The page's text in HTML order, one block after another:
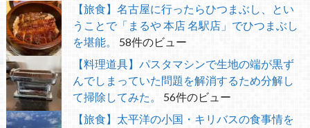
【旅食】名古屋に行ったらひつまぶし、とい
うことで「まるや 本店 名駅店」でひつまぶし
を堪能。
58件のビュー
【料理道具】パスタマシンで生地の端が黒ず
んでしまっていた問題を解消するため分解し
て掃除してみた。
56件のビュー
【旅食】太平洋の小国・キリバスの食事情を